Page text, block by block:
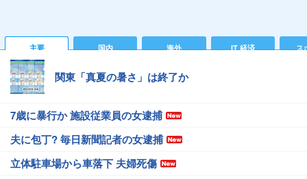
主要 国内 海外 IT 経済 ス
関東「真夏の暑さ」は終了か
7歳に暴行か 施設従業員の女逮捕
夫に包丁? 毎日新聞記者の女逮捕
立体駐車場から車落下 夫婦死傷